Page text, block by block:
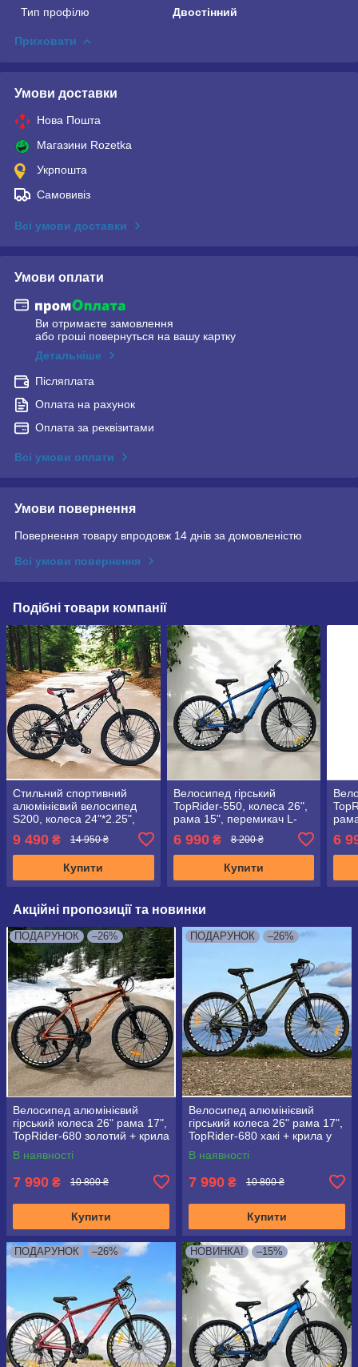
Тип профілю Двостінний
Приховати
Умови доставки
Нова Пошта
Магазини Rozetka
Укрпошта
Самовивіз
Всі умови доставки
Умови оплати
Ви отримаєте замовлення
або гроші повернуться на вашу картку
Детальніше
Післяплата
Оплата на рахунок
Оплата за реквізитами
Всі умови оплати
Умови повернення
Повернення товару впродовж 14 днів за домовленістю
Всі умови повернення
Подібні товари компанії
Стильний спортивний
алюмінієвий велосипед
S200, колеса 24"*2.25",
рама 14", чорно-червоний
9 490 ₴ 14 950 ₴
Купити
Велосипед гірський
TopRider-550, колеса 26",
рама 15", перемикач L-
6 990₴ 8 200 ₴
Купити
6
Акційні пропозиції та новинки
ПОДАРУНОК –26%
Велосипед алюмінієвий
гірський колеса 26" рама 17",
TopRider-680 золотий + крила
у подарунок!
В наявності
7 990 ₴ 10 800 ₴
Купити
ПОДАРУНОК –26%
Велосипед алюмінієвий
гірський колеса 26" рама 17",
TopRider-680 хакі + крила у
подарунок!
В наявності
7 990 ₴ 10 800 ₴
Купити
ПОДАРУНОК –26% НОВИНКА! –15%